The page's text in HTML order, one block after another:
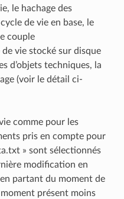
le hachage des
de vie en base, le
couple
vie stocké sur disque
d’objets techniques, la
(voir le détail ci-
comme pour les
pris en compte pour
» sont sélectionnés
modification en
partant du moment de
présent moins